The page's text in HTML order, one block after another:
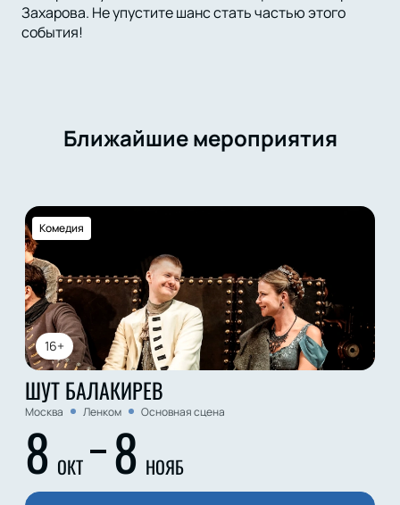
Захарова. Не упустите шанс стать частью этого
события!
Ближайшие мероприятия
16+
Комедия
ШУТ БАЛАКИРЕВ
Москва Ленком Основная сцена
8 ОКТ 8 НОЯБ